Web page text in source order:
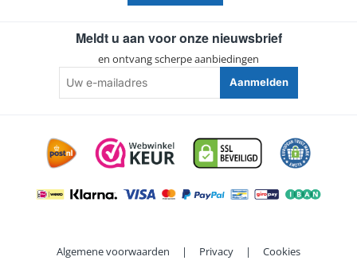
Meldt u aan voor onze nieuwsbrief
en ontvang scherpe aanbiedingen
e-
mailadres
Aanmelden
Algemene voorwaarden | Privacy | Cookies